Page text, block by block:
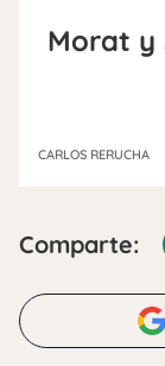
Morat y
CARLOS RERUCHA
Comparte: